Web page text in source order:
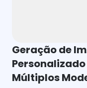
Geração de
Múltiplos